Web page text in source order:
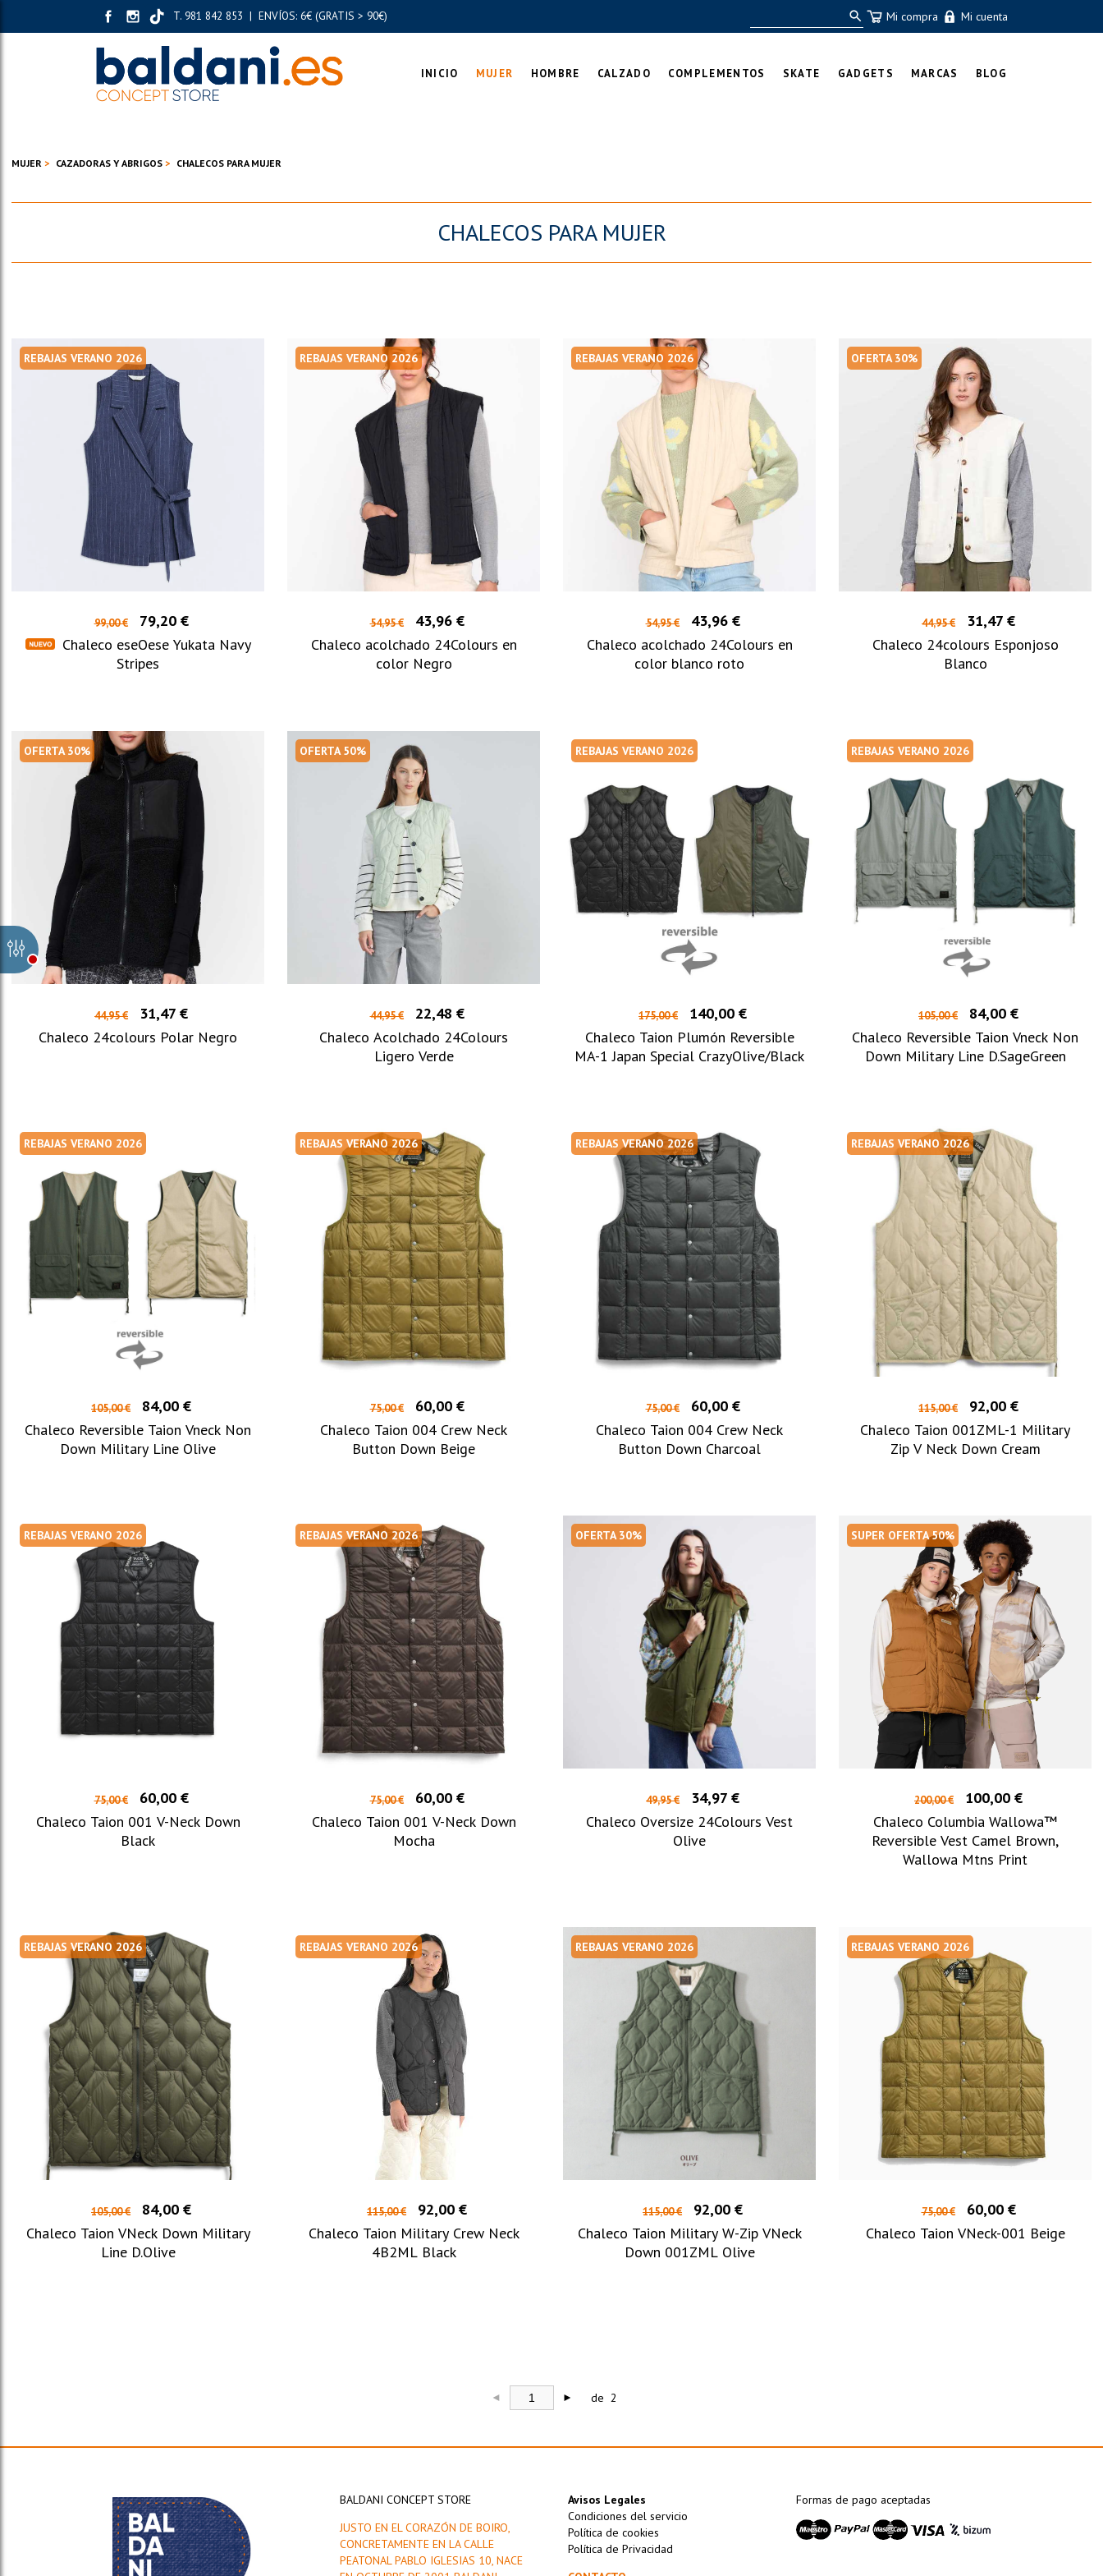
T. 981 842 853 | ENVÍOS: 6€ (GRATIS > 90€) Mi compra Mi cuenta
INICIO MUJER HOMBRE CALZADO COMPLEMENTOS SKATE GADGETS MARCAS BLOG
MUJER CAZADORAS Y ABRIGOS CHALECOS PARA MUJER
CHALECOS PARA MUJER
REBAJAS VERANO 2026
99,00 €
79,20 €
Chaleco eseOese Yukata Navy
Stripes
REBAJAS VERANO 2026
54,95 €
43,96 €
Chaleco acolchado 24Colours en
color Negro
REBAJAS VERANO 2026
54,95 €
43,96 €
Chaleco acolchado 24Colours en
color blanco roto
OFERTA 30%
44,95 €
31,47 €
Chaleco 24colours Esponjoso
Blanco
OFERTA 30%
44,95 €
31,47 €
Chaleco 24colours Polar Negro
OFERTA 50%
44,95 €
22,48 €
Chaleco Acolchado 24Colours
Ligero Verde
REBAJAS VERANO 2026
175,00 €
140,00 €
Chaleco Taion Plumón Reversible
MA-1 Japan Special CrazyOlive/Black
REBAJAS VERANO 2026
105,00 €
84,00 €
Chaleco Reversible Taion Vneck Non
Down Military Line D.SageGreen
REBAJAS VERANO 2026
105,00 €
84,00 €
Chaleco Reversible Taion Vneck Non
Down Military Line Olive
REBAJAS VERANO 2026
75,00 €
60,00 €
Chaleco Taion 004 Crew Neck
Button Down Beige
REBAJAS VERANO 2026
75,00 €
60,00 €
Chaleco Taion 004 Crew Neck
Button Down Charcoal
REBAJAS VERANO 2026
115,00 €
92,00 €
Chaleco Taion 001ZML-1 Military
Zip V Neck Down Cream
REBAJAS VERANO 2026
75,00 €
60,00 €
Chaleco Taion 001 V-Neck Down
Black
REBAJAS VERANO 2026
75,00 €
60,00 €
Chaleco Taion 001 V-Neck Down
Mocha
OFERTA 30%
49,95 €
34,97 €
Chaleco Oversize 24Colours Vest
Olive
SUPER OFERTA 50%
200,00 €
100,00 €
Chaleco Columbia Wallowa™
Reversible Vest Camel Brown,
Wallowa Mtns Print
REBAJAS VERANO 2026
105,00 €
84,00 €
Chaleco Taion VNeck Down Military
Line D.Olive
REBAJAS VERANO 2026
115,00 €
92,00 €
Chaleco Taion Military Crew Neck
4B2ML Black
REBAJAS VERANO 2026
115,00 €
92,00 €
Chaleco Taion Military W-Zip VNeck
Down 001ZML Olive
REBAJAS VERANO 2026
75,00 €
60,00 €
Chaleco Taion VNeck-001 Beige
◄ ► de 2
BALDANI CONCEPT STORE
JUSTO EN EL CORAZÓN DE BOIRO,
CONCRETAMENTE EN LA CALLE
PEATONAL PABLO IGLESIAS 10, NACE
Avisos Legales
Condiciones del servicio
Política de cookies
Política de Privacidad
Formas de pago aceptadas